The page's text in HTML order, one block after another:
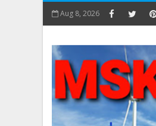
Aug 8, 2026